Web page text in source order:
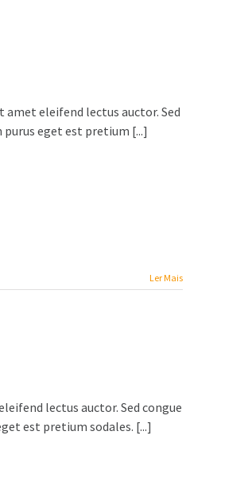
eleifend lectus auctor. Sed
eget est pretium [...]
Ler Mais
lectus auctor. Sed congue
est pretium sodales. [...]